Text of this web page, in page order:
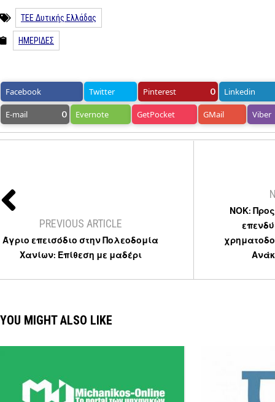
ΤΕΕ Δυτικής Ελλάδας
ΗΜΕΡΙΔΕΣ
Facebook Twitter Pinterest 0 Linkedin
E-mail 0 Evernote GetPocket GMail Viber
PREVIOUS ARTICLE
Άγριο επεισόδιο στην Πολεοδομία
Χανίων: Επίθεση με μαδέρι
ΝΟΚ:
YOU MIGHT ALSO LIKE